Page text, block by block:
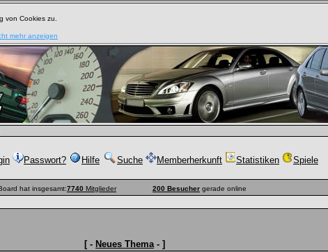
von Cookies zu.
mehr anzeigen
Passwort? Hilfe Suche Memberherkunft Statistiken Spiele
hat insgesamt:7740 Mitglieder 200 Besucher gerade online
[ - Neues Thema- ]